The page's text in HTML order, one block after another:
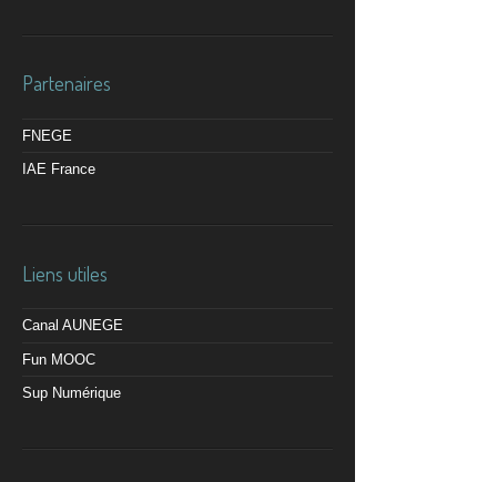
Partenaires
FNEGE
IAE France
Liens utiles
Canal AUNEGE
Fun MOOC
Sup Numérique